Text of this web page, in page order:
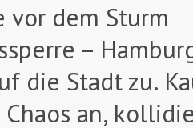
vor dem Sturm
–
die Stadt zu.
Chaos an,